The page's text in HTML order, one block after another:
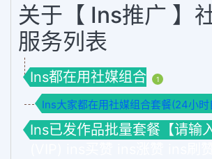
关于【 Ins推广 】
服务列表
Ins都在用社媒组合 1
Ins大家都在用社媒组合套餐(24小时
Ins已发作品批量套餐【请输